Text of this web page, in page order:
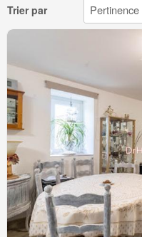
Trier par